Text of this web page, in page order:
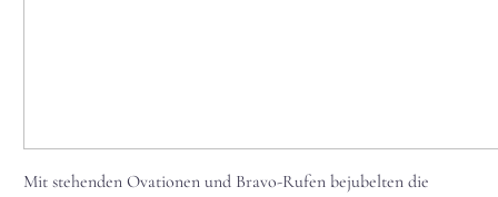
Mit stehenden Ovationen und Bravo-Rufen bejubelten die